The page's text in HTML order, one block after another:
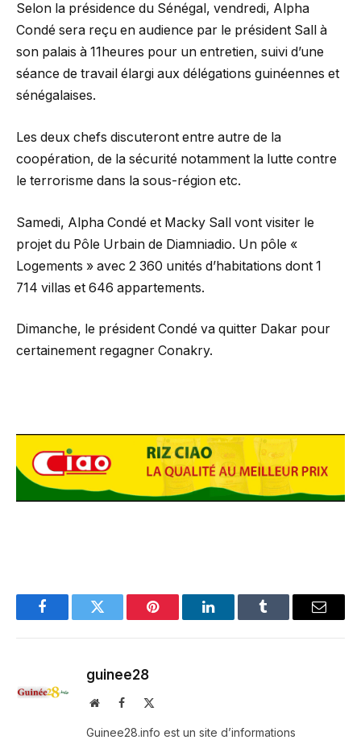
Selon la présidence du Sénégal, vendredi, Alpha
Condé sera reçu en audience par le président Sall à
son palais à 11heures pour un entretien, suivi d’une
séance de travail élargi aux délégations guinéennes et
sénégalaises.
Les deux chefs discuteront entre autre de la
coopération, de la sécurité notamment la lutte contre
le terrorisme dans la sous-région etc.
Samedi, Alpha Condé et Macky Sall vont visiter le
projet du Pôle Urbain de Diamniadio. Un pôle «
Logements » avec 2 360 unités d’habitations dont 1
714 villas et 646 appartements.
Dimanche, le président Condé va quitter Dakar pour
certainement regagner Conakry.
FacebookTwitter Pinterest LinkedInTumblr Email
guinee28
WebsiteFacebook
Guinee28.info est un site d’informations